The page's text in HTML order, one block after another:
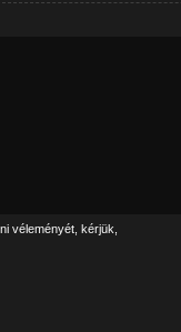
véleményét, kérjük,